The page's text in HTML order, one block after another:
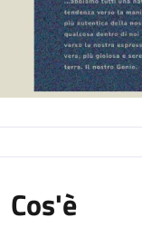
Cos'è